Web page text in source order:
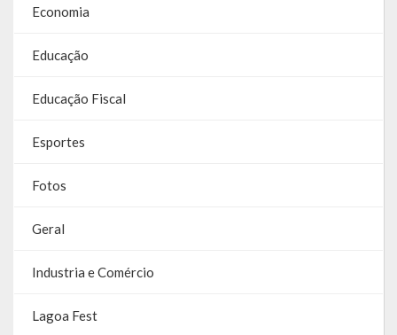
Contas
Contas – TCE
Relatório Anual de Gestão
Editais de Concursos/Processos Seletivos
Legislativo
Economia
Educação
Educação Fiscal
Esportes
Fotos
Geral
Industria e Comércio
Lagoa Fest